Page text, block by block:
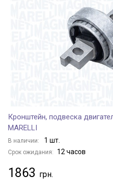
Кронштейн, подвеска
MARELLI
В наличии: 1 шт.
Срок ожидания: 12 часов
1863